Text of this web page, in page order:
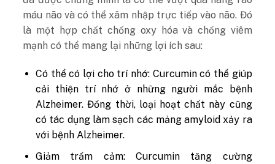
máu não và có thể xâm nhập trực tiếp vào não. Đó
là một hợp chất chống oxy hóa và chống viêm
mạnh có thể mang lại những lợi ích sau:
Có thể có lợi cho trí nhớ: Curcumin có thể giúp
cải thiện trí nhớ ở những người mắc bệnh
Alzheimer. Đồng thời, loại hoạt chất này cũng
có tác dụng làm sạch các mảng amyloid xảy ra
với bệnh Alzheimer.
Giảm trầm cảm: Curcumin tăng cường